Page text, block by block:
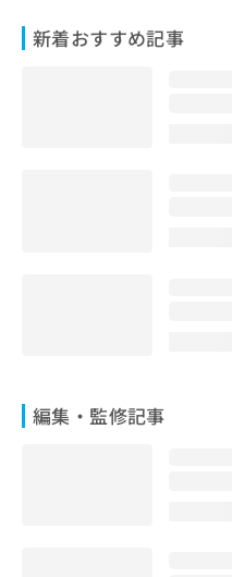
新着おすすめ記事
編集・監修記事
問